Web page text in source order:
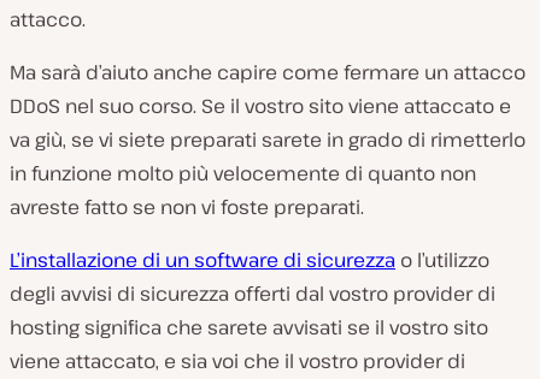
attacco.
Ma sarà d’aiuto anche capire come fermare un attacco
DDoS nel suo corso. Se il vostro sito viene attaccato e
va giù, se vi siete preparati sarete in grado di rimetterlo
in funzione molto più velocemente di quanto non
avreste fatto se non vi foste preparati.
L’installazione di un software di sicurezza o l’utilizzo
degli avvisi di sicurezza offerti dal vostro provider di
hosting significa che sarete avvisati se il vostro sito
viene attaccato, e sia voi che il vostro provider di